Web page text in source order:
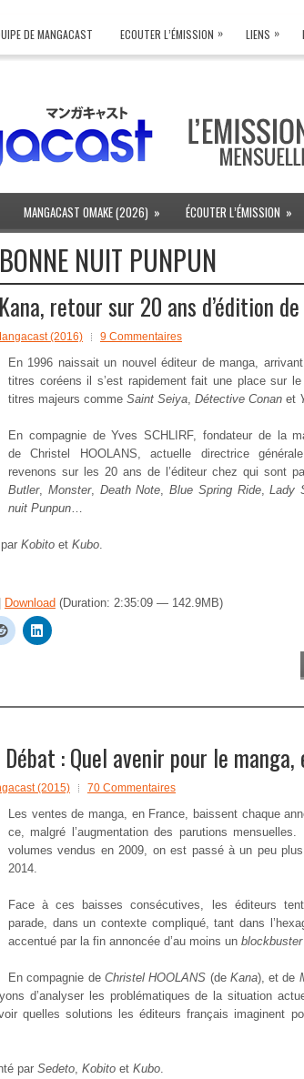
DE MANGACAST ECOUTER L’ÉMISSION » LIENS »
MANGACAST OMAKE (2026) » ÉCOUTER L’ÉMISSION »
BONNE NUIT PUNPUN
retour sur 20 ans d’édition
(2016) 9 Commentaires
En 1996 naissait un nouvel éditeur de manga,
titres coréens il s’est rapidement fait une place sur
titres majeurs comme Saint Seiya, Détective Conan et
En compagnie de Yves SCHLIRF, fondateur de la
de Christel HOOLANS, actuelle directrice
revenons sur les 20 ans de l’éditeur chez qui sont
Butler, Monster, Death Note,Blue Spring Ride,Lady
nuit Punpun…
Kobito et Kubo.
Download (Duration: 2:35:09 — 142.9MB)
: Quel avenir pour le manga,
(2015) 70 Commentaires
Les ventes de manga, en France, baissent chaque
ce, malgré l’augmentation des parutions
volumes vendus en 2009, on est passé à un peu
2014.
Face à ces baisses consécutives, les éditeurs
parade, dans un contexte compliqué, tant dans
accentué par la fin annoncée d’au moins un blockbuster
En compagnie de Christel HOOLANS (de Kana), et de
d’analyser les problématiques de la situation
quelles solutions les éditeurs français imaginent
par Sedeto, Kobito et Kubo.